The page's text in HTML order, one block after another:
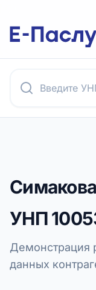
УНП
Демонстрация
данных